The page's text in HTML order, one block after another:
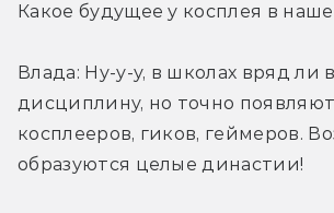
Какое будущее у косплея в
Влада: Ну-у-у, в школах вряд ли
дисциплину, но точно
косплееров, гиков, геймеров.
образуются целые династии!